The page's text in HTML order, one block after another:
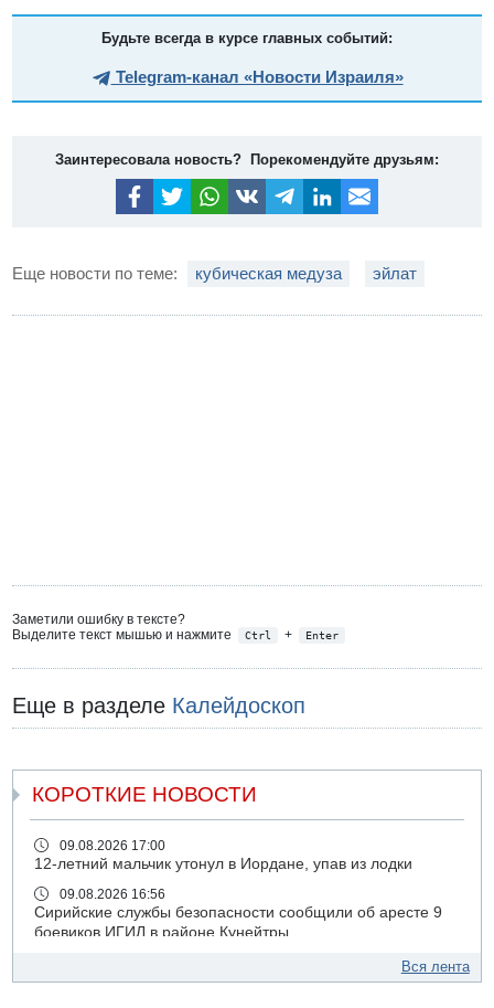
Будьте всегда в курсе главных событий:
Telegram-канал «Новости Израиля»
Заинтересовала новость? Порекомендуйте друзьям:
Еще новости по теме: кубическая медуза эйлат
Заметили ошибку в тексте?
Выделите текст мышью и нажмите
Ctrl + Enter
Еще в разделе Калейдоскоп
КОРОТКИЕ НОВОСТИ
09.08.2026 17:00
12-летний мальчик утонул в Иордане, упав из лодки
09.08.2026 16:56
Сирийские службы безопасности сообщили об аресте 9
боевиков ИГИЛ в районе Кунейтры
Прогноз погоды: с понедельника усиление жары в
Вся лента